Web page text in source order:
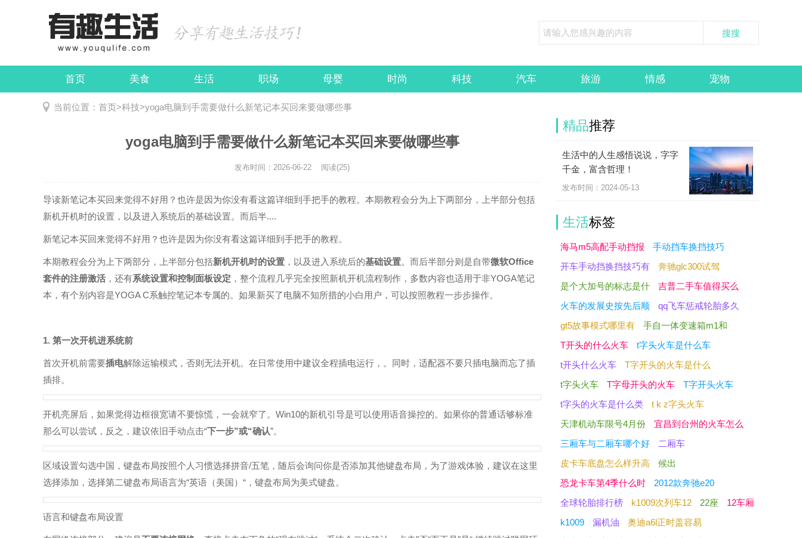
首页 美食 生活 职场 母婴 时尚 科技 汽车 旅游 情感 宠物
娱乐 民俗
当前位置： 首页>科技>yoga电脑到手需要做什么新笔记本买回来要做哪些事
yoga电脑到手需要做什么新笔记本买回来要做哪些事
发布时间：2026-06-22 阅读(25)
导读新笔记本买回来觉得不好用？也许是因为你没有看这篇详细到手把手的教程。本期教程会分为上下两部分，上半部分包括
新机开机时的设置，以及进入系统后的基础设置。而后半....
新笔记本买回来觉得不好用？也许是因为你没有看这篇详细到手把手的教程。
本期教程会分为上下两部分，上半部分包括新机开机时的设置 ，以及进入系统后的基础设置。而后半部分则是自带微软Office
套件的注册激活 ，还有系统设置和控制面板设定 ，整个流程几乎完全按照新机开机流程制作，多数内容也适用于非YOGA笔记
本，有个别内容是YOGA C系触控笔记本专属的。如果新买了电脑不知所措的小白用户，可以按照教程一步步操作。
1. 第一次开机进系统前
首次开机前需要插电解除运输模式，否则无法开机。在日常使用中建议全程插电运行，。同时，适配器不要只插电脑而忘了插
插排。
开机亮屏后，如果觉得边框很宽请不要惊慌，一会就窄了。Win10的新机引导是可以使用语音操控的。如果你的普通话够标准
那么可以尝试，反之，建议依旧手动点击“下一步”或“确认”。
区域设置勾选中国，键盘布局按照个人习惯选择拼音/五笔，随后会询问你是否添加其他键盘布局，为了游戏体验，建议在这里
选择添加，选择第二键盘布局语言为“英语（美国）“，键盘布局为美式键盘。
语言和键盘布局设置
精品推荐
生活中的人生感悟说说，字字
千金，富含哲理！
发布时间：2024-05-13
生活标签
海马m5高配手动挡报
手动挡车换挡技巧
开车手动挡换挡技巧有
奔驰glc300试驾
是个大加号的标志是什
吉普二手车值得买么
火车的发展史按先后顺
qq飞车惩戒轮胎多久
gt5故事模式哪里有
手自一体变速箱m1和
T开头的什么火车
t字头火车是什么车
t开头什么火车
T字开头的火车是什么
t字头火车
T字母开头的火车
T字开头火车
t字头的火车是什么类
t k z字头火车
天津机动车限号4月份
宜昌到台州的火车怎么
三厢车与二厢车哪个好
二厢车
皮卡车底盘怎么样升高
候出
恐龙卡车第4季什么时
2012款奔驰e20
全球轮胎排行榜
k1009次列车12 22座
12车厢
k1009
漏机油
奥迪a6l正时盖容易